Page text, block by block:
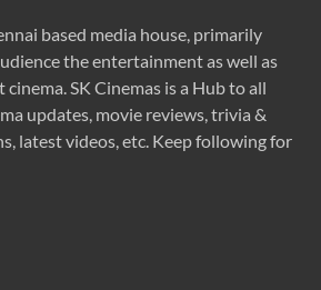
based media house, primarily
the entertainment as well as
SK Cinemas is a Hub to all
updates, movie reviews, trivia &
latest videos, etc. Keep following for